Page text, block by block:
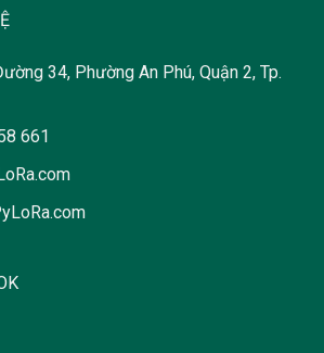
34, Phường An Phú, Quận 2, Tp.
661